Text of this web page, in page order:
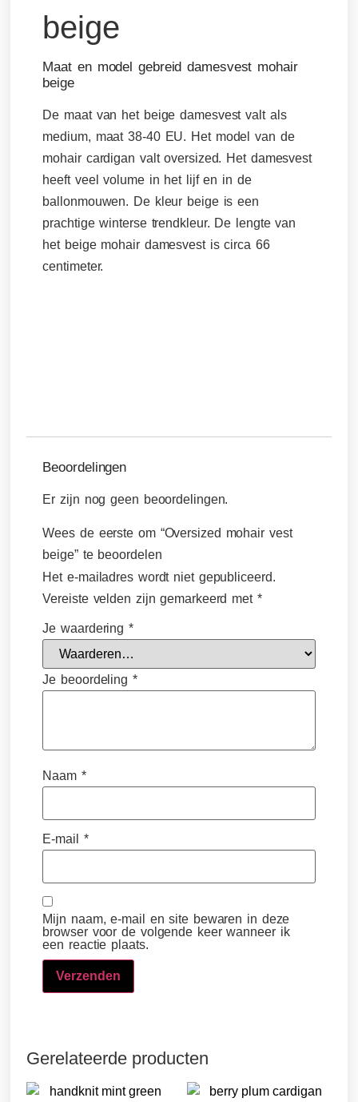
Maat en model gebreid damesvest mohair
beige
De maat van het beige damesvest valt als
medium, maat 38-40 EU. Het model van de
mohair cardigan valt oversized. Het damesvest
heeft veel volume in het lijf en in de
ballonmouwen. De kleur beige is een
prachtige winterse trendkleur. De lengte van
het beige mohair damesvest is circa 66
centimeter.
Beoordelingen
Er zijn nog geen beoordelingen.
Wees de eerste om “Oversized mohair vest
beige” te beoordelen
Het e-mailadres wordt niet gepubliceerd.
Vereiste velden zijn gemarkeerd met *
Je waardering*
Je beoordeling *
Naam *
E-mail *
Mijn naam, e-mail en site bewaren in deze
browser voor de volgende keer wanneer ik
een reactie plaats.
Gerelateerde producten